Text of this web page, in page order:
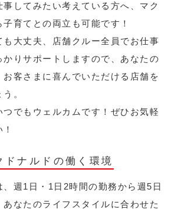
事してみたい考えている方へ、マク
子育てとの両立も可能です！
も大丈夫、店舗クルー全員でお仕事
かりサポートしますので、あなたの
客さまに喜んでいただける店舗を
。
つでもウェルカムです！ぜひお気軽
ドナルドの働く環境
、週1日・1日2時間の勤務から週5日
なたのライフスタイルに合わせた